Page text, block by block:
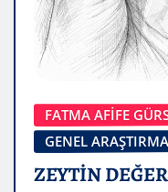
FATMA AFİFE
GENEL
ZEYTİN